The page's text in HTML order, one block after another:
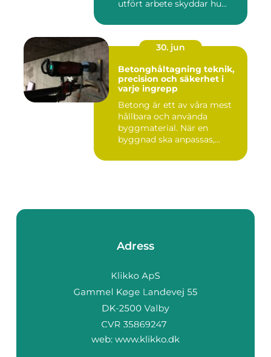
utfört arbete skyddar hu...
30. jun
Betonghåltagning teknik,
precision och säkerhet i
varje ingrepp
Betong är ett av våra mest
hållbara och använda
byggmaterial. När en
byggnad ska anpassas,
Adress
web: www.klikko.dk